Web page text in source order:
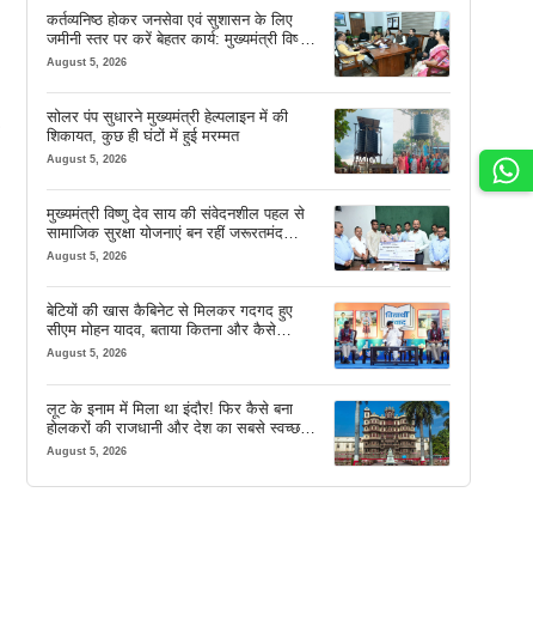
कर्तव्यनिष्ठ होकर जनसेवा एवं सुशासन के लिए
जमीनी स्तर पर करें बेहतर कार्य: मुख्यमंत्री विष्णु
देव साय
August 5, 2026
सोलर पंप सुधारने मुख्यमंत्री हेल्पलाइन में की
शिकायत, कुछ ही घंटों में हुई मरम्मत
August 5, 2026
मुख्यमंत्री विष्णु देव साय की संवेदनशील पहल से
सामाजिक सुरक्षा योजनाएं बन रहीं जरूरतमंद
परिवारों का मजबूत सहारा
August 5, 2026
बेटियों की खास कैबिनेट से मिलकर गदगद हुए
सीएम मोहन यादव, बताया कितना और कैसे
इस्तेमाल करें AI
August 5, 2026
लूट के इनाम में मिला था इंदौर! फिर कैसे बना
होलकरों की राजधानी और देश का सबसे स्वच्छ
शहर? जानें पूरी कहानी
August 5, 2026